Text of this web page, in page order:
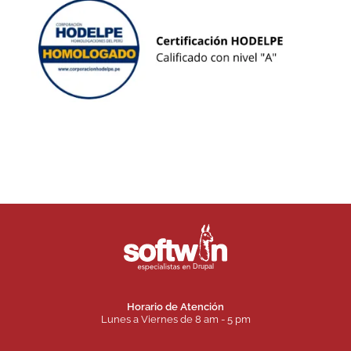
Horario de Atención
Lunes a Viernes de 8 am - 5 pm